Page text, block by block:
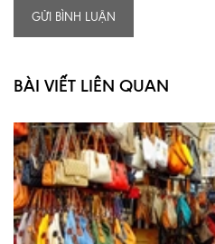
GỬI BÌNH LUẬN
BÀI VIẾT LIÊN QUAN